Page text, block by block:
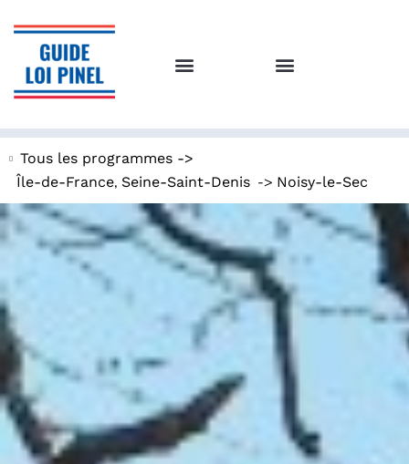
Tous les programmes ->
Île-de-France, Seine-Saint-Denis -> Noisy-le-Sec